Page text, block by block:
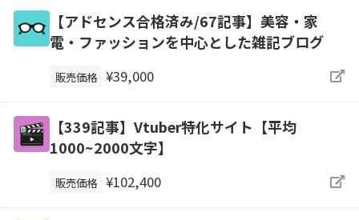
【アドセンス合格済み/67記事】美容・家
電・ファッションを中心とした雑記ブログ
販売価格 ¥39,000
【339記事】Vtuber特化サイト【平均
1000~2000文字】
販売価格 ¥102,400